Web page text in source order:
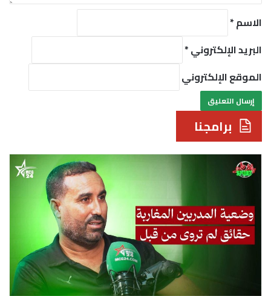
الاسم*
البريد الإلكتروني*
الموقع الإلكتروني
برامجنا